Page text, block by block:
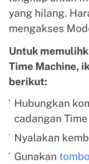
yang hilang.
mengakses
Untuk
Time Machine,
berikut:
Hubungkan
cadangan
Nyalakan
Gunakan